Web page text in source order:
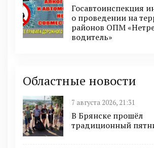
Госавтоинспекция
о проведении на
районов ОПМ
водитель»
Областные новости
7 августа 2026, 21:31
В Брянске прошёл
традиционный